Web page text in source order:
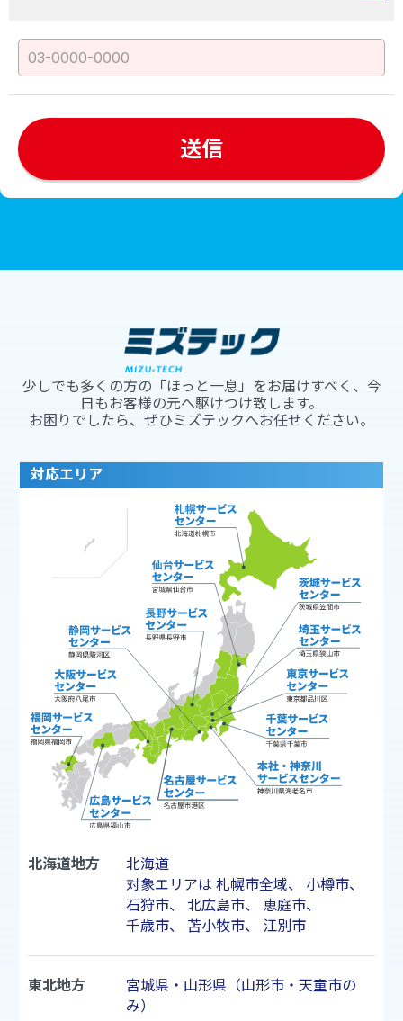
少しでも多くの方の「ほっと一息」をお届けすべく、今
日もお客様の元へ駆けつけ致します。
お困りでしたら、ぜひミズテックへお任せください。
対応エリア
北海道地方
北海道
対象エリアは 札幌市全域、 小樽市、
石狩市、 北広島市、 恵庭市、
千歳市、 苫小牧市、 江別市
東北地方
宮城県・山形県（山形市・天童市の
み）